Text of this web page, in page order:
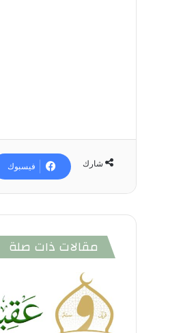
شارك فيسبوك
مقالات ذات صلة